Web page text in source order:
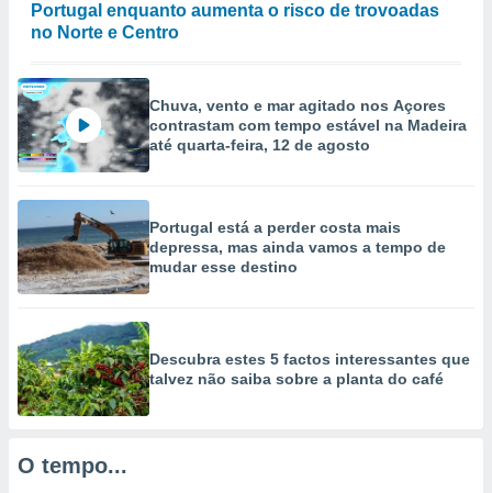
num
para
utilizar
criar
medir
da
medir o
os
Portugal enquanto aumenta o risco de trovoadas
no Norte e Centro
Chuva, vento e mar agitado nos Açores
contrastam com tempo estável na Madeira
até quarta-feira, 12 de agosto
Portugal está a perder costa mais
depressa, mas ainda vamos a tempo de
mudar esse destino
Descubra estes 5 factos interessantes que
talvez não saiba sobre a planta do café
O tempo...